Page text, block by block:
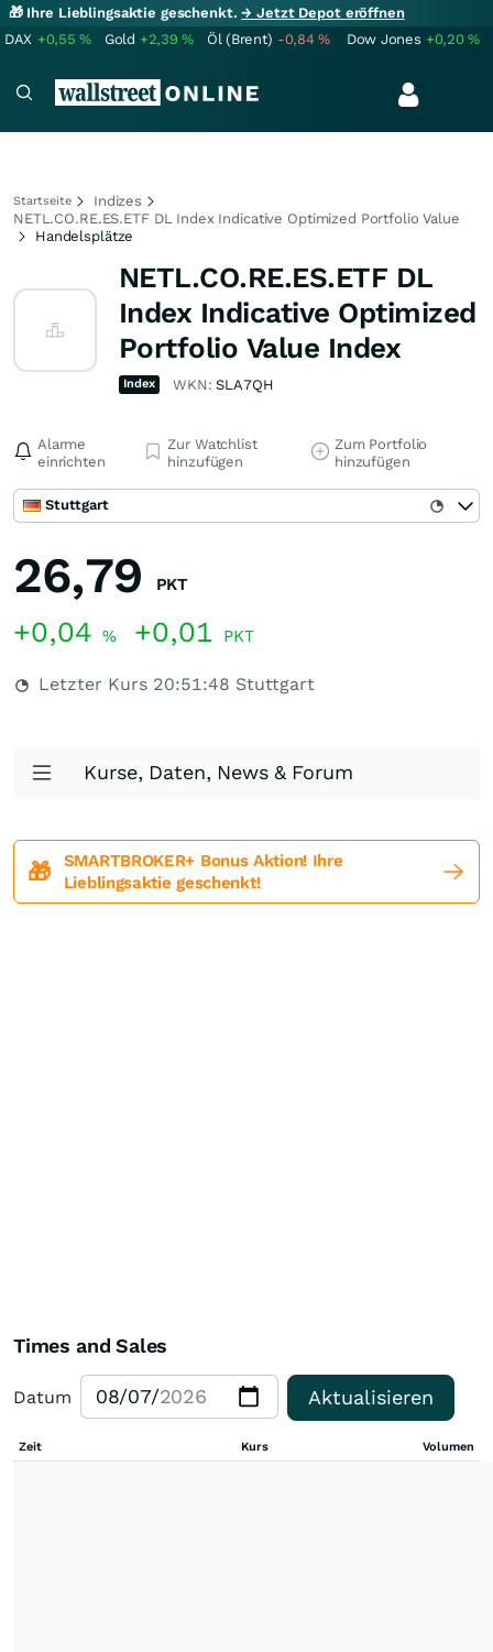
🎁 Ihre Lieblingsaktie geschenkt.→ Jetzt Depot eröffnen
DAX +0,55% Gold +2,39% Öl (Brent) -0,84% Dow Jones +0,20%
Startseite
Indizes
NETL.CO.RE.ES.ETF DL Index Indicative Optimized Portfolio Value
Handelsplätze
NETL.CO.RE.ES.ETF DL
Index Indicative Optimized
Portfolio Value Index
Index WKN:SLA7QH
Alarme
einrichten
Zur Watchlist
hinzufügen
Zum Portfolio
hinzufügen
Stuttgart
26,79 PKT
+0,04 % +0,01 PKT
Letzter Kurs 20:51:48 Stuttgart
Kurse, Daten, News & Forum
🎁
SMARTBROKER+ Bonus Aktion! Ihre
Lieblingsaktie geschenkt!
Times and Sales
Datum Aktualisieren
Zeit Kurs Volumen